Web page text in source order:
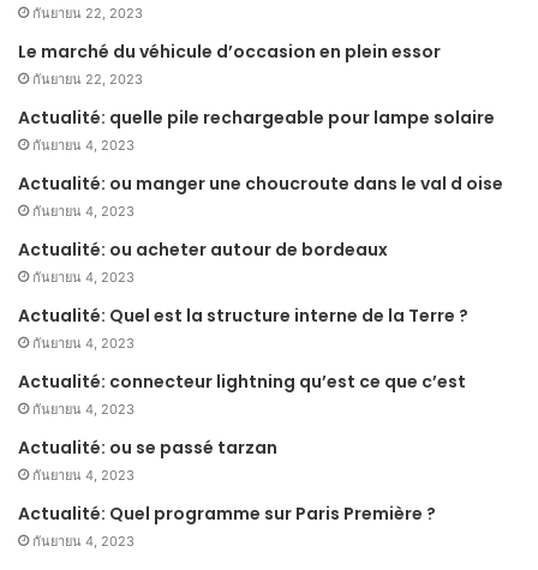
กันยายน 22, 2023
Le marché du véhicule d’occasion en plein essor
กันยายน 22, 2023
Actualité: quelle pile rechargeable pour lampe solaire
กันยายน 4, 2023
Actualité: ou manger une choucroute dans le val d oise
กันยายน 4, 2023
Actualité: ou acheter autour de bordeaux
กันยายน 4, 2023
Actualité: Quel est la structure interne de la Terre ?
กันยายน 4, 2023
Actualité: connecteur lightning qu’est ce que c’est
กันยายน 4, 2023
Actualité: ou se passé tarzan
กันยายน 4, 2023
Actualité: Quel programme sur Paris Première ?
กันยายน 4, 2023